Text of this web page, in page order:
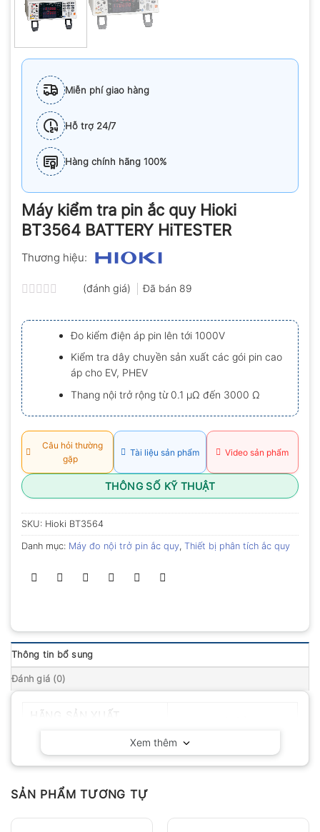
Miễn phí giao hàng
Hỗ trợ 24/7
Hàng chính hãng 100%
Máy kiểm tra pin ắc quy Hioki
BT3564 BATTERY HiTESTER
Thương hiệu:
xếp
hạng
0.0
5
sao
(đánh giá) Đã bán 89
Đo kiểm điện áp pin lên tới 1000V
Kiểm tra dây chuyền sản xuất các gói pin cao
áp cho EV, PHEV
Thang nội trở rộng từ 0.1 μΩ đến 3000 Ω
Câu hỏi thường
gặp
Tài liệu sản phẩm Video sản phẩm
THÔNG SỐ KỸ THUẬT
SKU: Hioki BT3564
Danh mục: Máy đo nội trở pin ắc quy, Thiết bị phân tích ắc quy
Thông tin bổ sung
Đánh giá (0)
Xem thêm
SẢN PHẨM TƯƠNG TỰ